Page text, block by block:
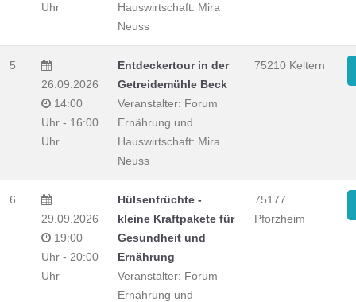
Uhr
Hauswirtschaft: Mira
Neuss
5
26.09.2026
14:00
Uhr - 16:00
Uhr
Entdeckertour in der
Getreidemühle Beck
Veranstalter: Forum
Ernährung und
Hauswirtschaft: Mira
Neuss
75210 Keltern
6
29.09.2026
19:00
Uhr - 20:00
Uhr
Hülsenfrüchte -
kleine Kraftpakete für
Gesundheit und
Ernährung
Veranstalter: Forum
Ernährung und
75177
Pforzheim